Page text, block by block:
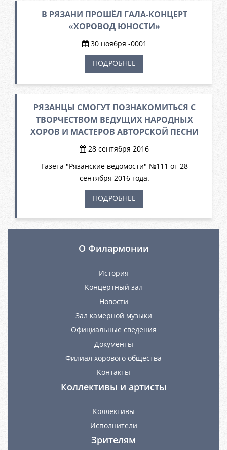
В РЯЗАНИ ПРОШЁЛ ГАЛА-КОНЦЕРТ
«ХОРОВОД ЮНОСТИ»
30 ноября -0001
ПОДРОБНЕЕ
РЯЗАНЦЫ СМОГУТ ПОЗНАКОМИТЬСЯ С
ТВОРЧЕСТВОМ ВЕДУЩИХ НАРОДНЫХ
ХОРОВ И МАСТЕРОВ АВТОРСКОЙ ПЕСНИ
28 сентября 2016
Газета "Рязанские ведомости" №111 от 28
сентября 2016 года.
ПОДРОБНЕЕ
О Филармонии
История
Концертный зал
Новости
Зал камерной музыки
Официальные сведения
Документы
Филиал хорового общества
Контакты
Коллективы и артисты
Коллективы
Исполнители
Зрителям